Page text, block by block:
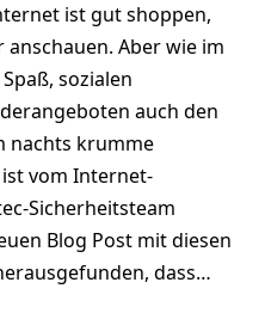
ist gut shoppen,
Aber wie im
sozialen
auch den
nachts krumme
ist vom Internet-
Sicherheitsteam
Blog Post mit diesen
dass…